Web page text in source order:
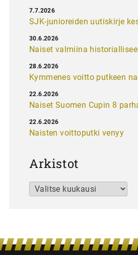
SJK-junioreiden uutiskirje
7.7.2026
Naiset valmiina
30.6.2026
Kymmenes voitto putkeen
28.6.2026
Naiset Suomen Cupin 8
22.6.2026
Naisten voittoputki venyy
22.6.2026
Arkistot
Arkistot